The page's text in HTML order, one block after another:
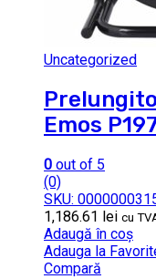
Uncategorized
Emos
0 out of 5
(0)
SKU:
1,186.61 lei cu
Adaugă în coș
Adauga la
Compară